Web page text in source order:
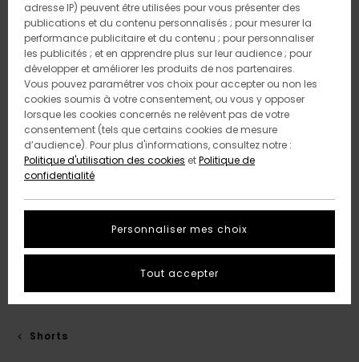
Shorts
adresse IP) peuvent être utilisées pour vous présenter des
publications et du contenu personnalisés ; pour mesurer la
performance publicitaire et du contenu ; pour personnaliser
les publicités ; et en apprendre plus sur leur audience ; pour
développer et améliorer les produits de nos partenaires.
Vous pouvez paramétrer vos choix pour accepter ou non les
cookies soumis à votre consentement, ou vous y opposer
lorsque les cookies concernés ne relèvent pas de votre
consentement (tels que certains cookies de mesure
d’audience). Pour plus d'informations, consultez notre :
Politique d'utilisation des cookies etPolitique de
confidentialité
Personnaliser mes choix
Tout accepter